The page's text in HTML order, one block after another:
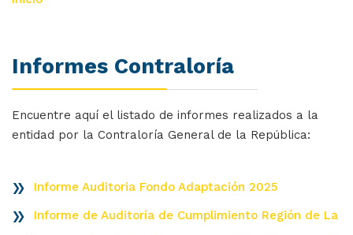
Informes Contraloría
Encuentre aquí el listado de informes realizados a la
entidad por la Contraloría General de la República:
Informe Auditoria Fondo Adaptación 2025
Informe de Auditoría de Cumplimiento Región de La